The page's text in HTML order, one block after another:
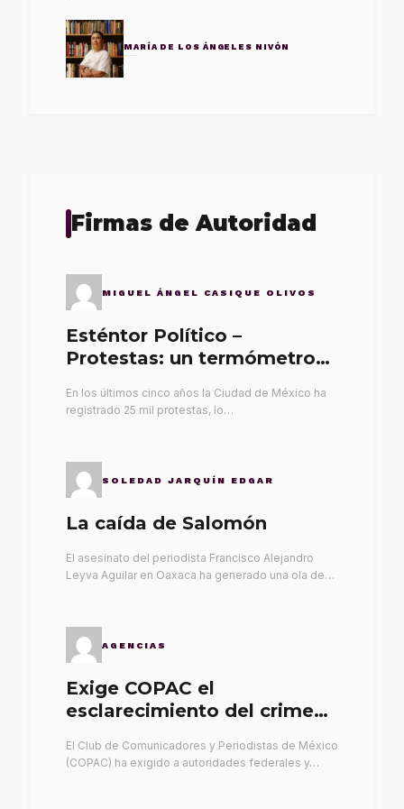
MARÍA DE LOS ÁNGELES NIVÓN
Firmas de Autoridad
MIGUEL ÁNGEL CASIQUE OLIVOS
Esténtor Político –
Protestas: un termómetro
En los últimos cinco años la Ciudad de México ha
registrado 25 mil protestas, lo…
SOLEDAD JARQUÍN EDGAR
La caída de Salomón
El asesinato del periodista Francisco Alejandro
Leyva Aguilar en Oaxaca ha generado una ola de…
AGENCIAS
Exige COPAC el
esclarecimiento del crimen
El Club de Comunicadores y Periodistas de México
(COPAC) ha exigido a autoridades federales y…